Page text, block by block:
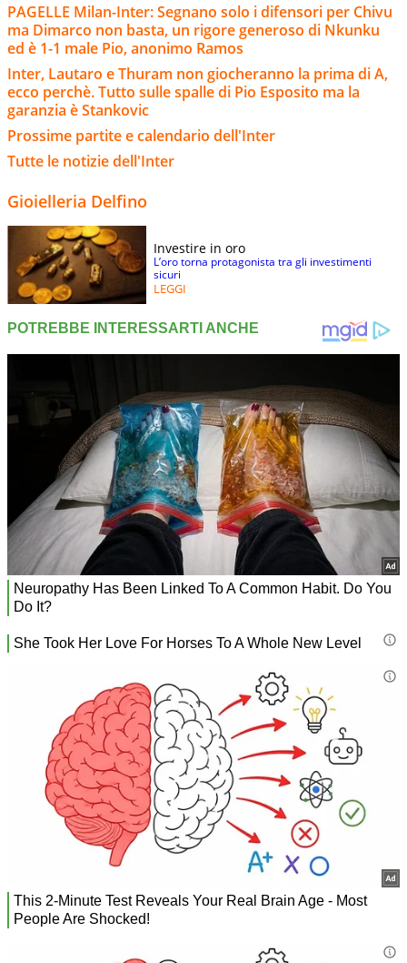
PAGELLE Milan-Inter: Segnano solo i difensori per Chivu
ma Dimarco non basta, un rigore generoso di Nkunku
ed è 1-1 male Pio, anonimo Ramos
Inter, Lautaro e Thuram non giocheranno la prima di A,
ecco perchè. Tutto sulle spalle di Pio Esposito ma la
garanzia è Stankovic
Prossime partite e calendario dell'Inter
Tutte le notizie dell'Inter
Gioielleria Delfino
Investire in oro
L’oro torna protagonista tra gli investimenti
sicuri
LEGGI